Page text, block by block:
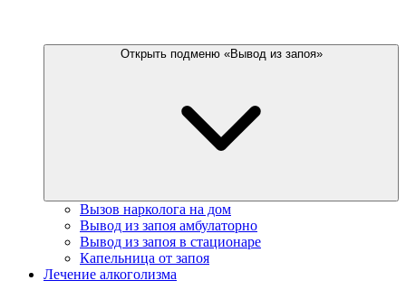
Открыть подменю «Вывод из запоя»
Вызов нарколога на дом
Вывод из запоя амбулаторно
Вывод из запоя в стационаре
Капельница от запоя
Лечение алкоголизма